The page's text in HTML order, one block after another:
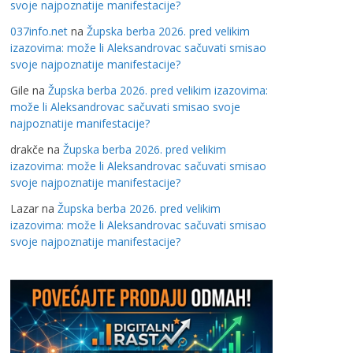
svoje najpoznatije manifestacije?
037info.net na Župska berba 2026. pred velikim
izazovima: može li Aleksandrovac sačuvati smisao
svoje najpoznatije manifestacije?
Gile na Župska berba 2026. pred velikim izazovima:
može li Aleksandrovac sačuvati smisao svoje
najpoznatije manifestacije?
drakče na Župska berba 2026. pred velikim
izazovima: može li Aleksandrovac sačuvati smisao
svoje najpoznatije manifestacije?
Lazar na Župska berba 2026. pred velikim
izazovima: može li Aleksandrovac sačuvati smisao
svoje najpoznatije manifestacije?